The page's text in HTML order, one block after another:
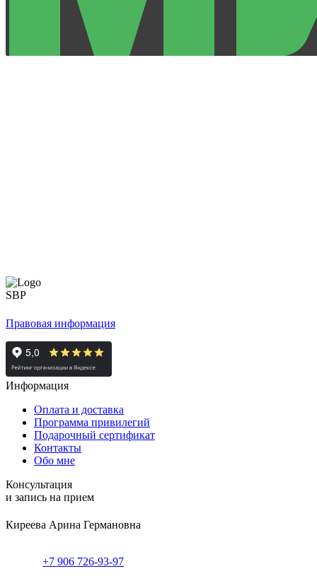
Правовая информация
Информация
Оплата и доставка
Программа привилегий
Подарочный сертификат
Контакты
Обо мне
Консультация
и запись на прием
Киреева Арина Германовна
+7 906 726-93-97